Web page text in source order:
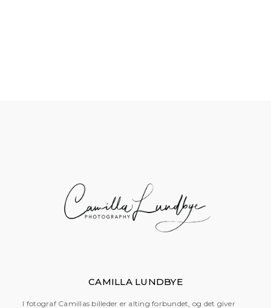
CAMILLA LUNDBYE
I fotograf Camillas billeder er alting forbundet, og det giver